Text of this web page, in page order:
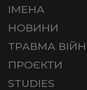
ІМЕНА
НОВИНИ
ТРАВМА
ПРОЄКТИ
STUDIES